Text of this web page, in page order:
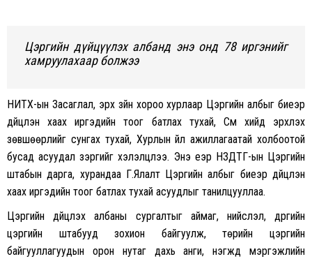
Цэргийн дүйцүүлэх албанд энэ онд 78 иргэнийг
хамруулахаар болжээ
НИТХ-ын Засаглал, эрх зүйн хороо хурлаар Цэргийн албыг биеэр
дүйцүүлэн хаах иргэдийн тоог батлах тухай, Сүм хийд эрхлэх
зөвшөөрлийг сунгах тухай, Хурлын үйл ажиллагаатай холбоотой
бусад асуудал зэргийг хэлэлцлээ. Энэ үеэр НЗДТГ-ын Цэргийн
штабын дарга, хурандаа Г.Ялалт Цэргийн албыг биеэр дүйцүүлэн
хаах иргэдийн тоог батлах тухай асуудлыг танилцууллаа.
Цэргийн дүйцүүлэх албаны сургалтыг аймаг, нийслэл, дүүргийн
цэргийн штабууд зохион байгуулж, төрийн цэргийн
байгууллагуудын орон нутаг дахь анги, нэгжүүд мэргэжлийн